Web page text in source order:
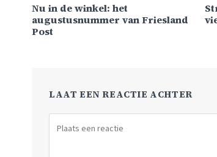
Nu in de winkel: het
augustusnummer van Friesland
Post
LAAT EEN REACTIE ACHTER